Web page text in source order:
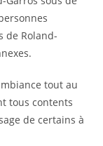
de Roland-
tout au
tous contents
de certains à